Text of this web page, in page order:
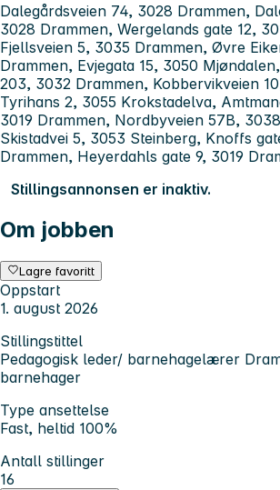
Dalegårdsveien 74, 3028 Drammen,
3028 Drammen, Wergelands gate 12,
Fjellsveien 5, 3035 Drammen, Øvre
Drammen, Evjegata 15, 3050
203, 3032 Drammen, Kobbervikveien
Tyrihans 2, 3055 Krokstadelva,
3019 Drammen, Nordbyveien 57B,
Skistadvei 5, 3053 Steinberg, Knoffs
Drammen, Heyerdahls gate 9, 3019
Stillingsannonsen er inaktiv.
Om jobben
Lagre favoritt
Oppstart
1. august 2026
Stillingstittel
Pedagogisk leder/ barnehagelærer
barnehager
Type ansettelse
Fast, heltid 100%
Antall stillinger
16